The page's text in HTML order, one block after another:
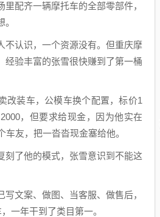
配齐一辆摩托车的全部零部件，
不认识，一个资源没有。但重庆摩
经验丰富的张雪很快赚到了第一桶
改装车，公模车换个配置，标价1
，但要求给现金，因为他实在
车友，把一沓沓现金塞给他。
刻了他的模式，张雪意识到不能这
文案、做图、当客服、做售后，
一年干到了类目第一。